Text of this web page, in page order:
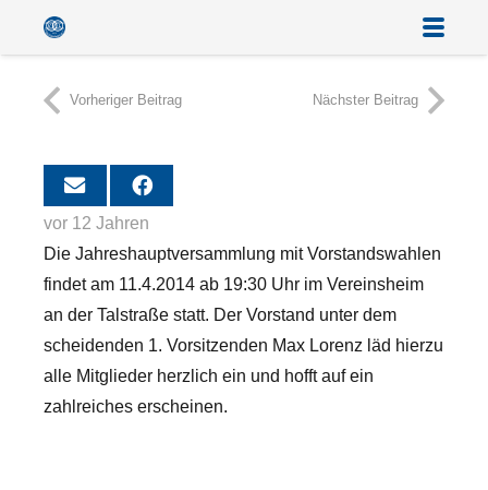
Vorheriger Beitrag Nächster Beitrag
vor 12 Jahren
Die Jahreshauptversammlung mit Vorstandswahlen
findet am 11.4.2014 ab 19:30 Uhr im Vereinsheim
an der Talstraße statt. Der Vorstand unter dem
scheidenden 1. Vorsitzenden Max Lorenz läd hierzu
alle Mitglieder herzlich ein und hofft auf ein
zahlreiches erscheinen.